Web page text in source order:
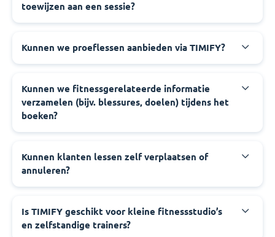
toewijzen aan een sessie?
Kunnen we proeflessen aanbieden via TIMIFY?
Kunnen we fitnessgerelateerde informatie
verzamelen (bijv. blessures, doelen) tijdens het
boeken?
Kunnen klanten lessen zelf verplaatsen of
annuleren?
Is TIMIFY geschikt voor kleine fitnessstudio’s
en zelfstandige trainers?